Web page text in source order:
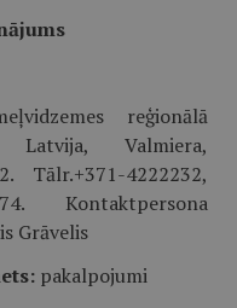
reģionālā
Latvija, Valmiera,
Tālr.+371-4222232,
Kontaktpersona
Grāvelis
pakalpojumi